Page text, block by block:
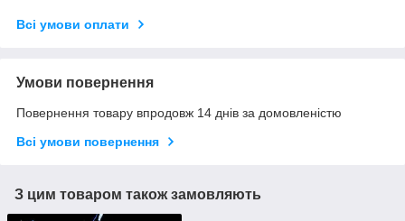
Всі умови оплати
Умови повернення
Повернення товару впродовж 14 днів за домовленістю
Всі умови повернення
З цим товаром також замовляють